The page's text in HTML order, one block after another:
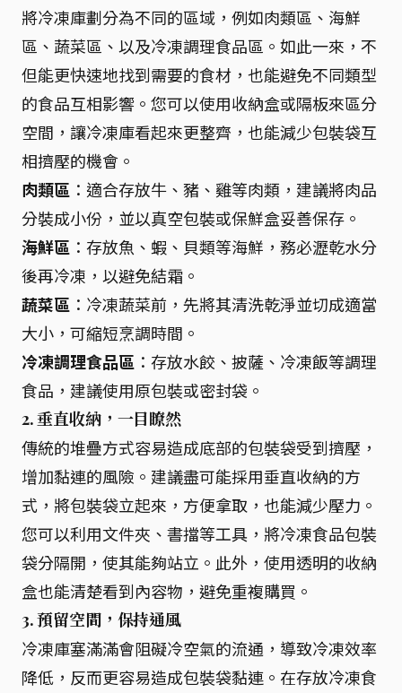
將冷凍庫劃分為不同的區域，例如肉類區、海鮮
區、蔬菜區、以及冷凍調理食品區。如此一來，不
但能更快速地找到需要的食材，也能避免不同類型
的食品互相影響。您可以使用收納盒或隔板來區分
空間，讓冷凍庫看起來更整齊，也能減少包裝袋互
相擠壓的機會。
肉類區 ：適合存放牛、豬、雞等肉類，建議將肉品
分裝成小份，並以真空包裝或保鮮盒妥善保存。
海鮮區 ：存放魚、蝦、貝類等海鮮，務必瀝乾水分
後再冷凍，以避免結霜。
蔬菜區 ：冷凍蔬菜前，先將其清洗乾淨並切成適當
大小，可縮短烹調時間。
冷凍調理食品區 ：存放水餃、披薩、冷凍飯等調理
食品，建議使用原包裝或密封袋。
2. 垂直收納，一目瞭然
傳統的堆疊方式容易造成底部的包裝袋受到擠壓，
增加黏連的風險。建議盡可能採用垂直收納的方
式，將包裝袋立起來，方便拿取，也能減少壓力。
您可以利用文件夾、書擋等工具，將冷凍食品包裝
袋分隔開，使其能夠站立。此外，使用透明的收納
盒也能清楚看到內容物，避免重複購買。
3. 預留空間，保持通風
冷凍庫塞滿滿會阻礙冷空氣的流通，導致冷凍效率
降低，反而更容易造成包裝袋黏連。在存放冷凍食